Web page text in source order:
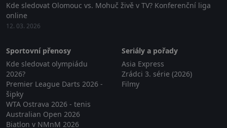
Kde sledovat Olomouc vs. Mohuč živě v TV? Konferenční liga
online
12. 03. 2026
Sportovní přenosy
Kde sledovat olympiádu
2026?
Premier League Darts 2026 -
šipky
WTA Ostrava 2026 - tenis
Australian Open 2026
Biatlon v NMnM 2026
Seriály a pořady
Asia Express
Zrádci 3. série (2026)
Filmy